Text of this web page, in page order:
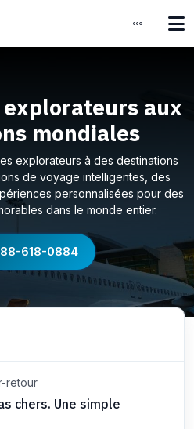
aux
mondiales
explorateurs à des destinations
de voyage intelligentes, des
personnalisées pour des
dans le monde entier.
618-0884
retour
chers. Une simple